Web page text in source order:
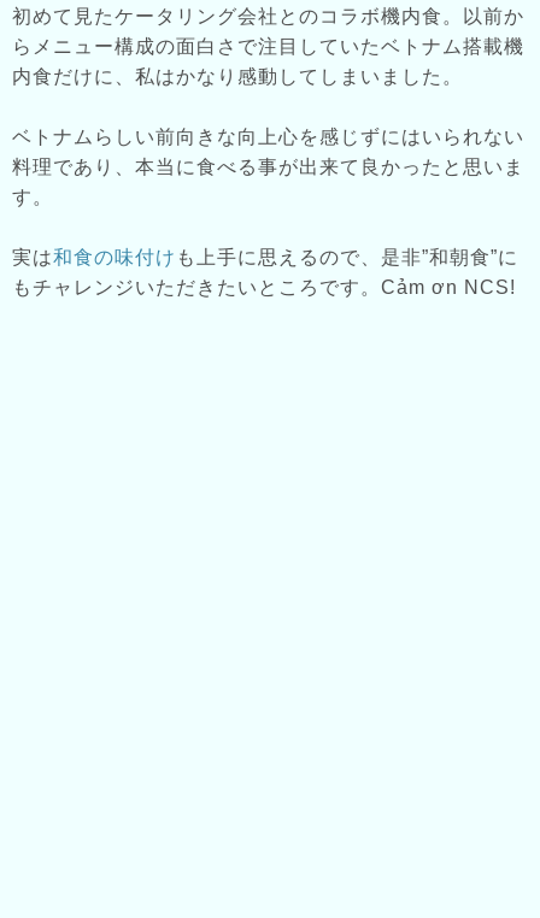
初めて見たケータリング会社とのコラボ機内食。以前か
らメニュー構成の面白さで注目していたベトナム搭載機
内食だけに、私はかなり感動してしまいました。
ベトナムらしい前向きな向上心を感じずにはいられない
料理であり、本当に食べる事が出来て良かったと思いま
す。
実は和食の味付け も上手に思えるので、是非”和朝食”に
もチャレンジいただきたいところです。Cảm ơn NCS!